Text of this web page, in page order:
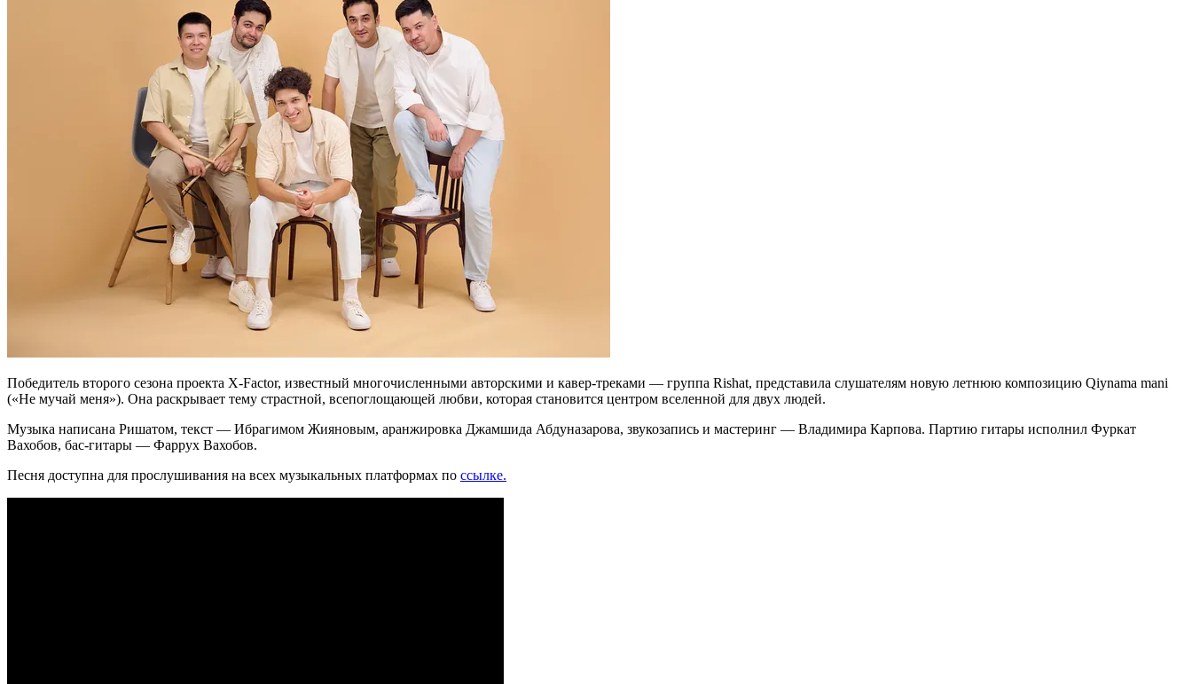
Победитель второго сезона проекта X-Factor, известный многочисленными авторскими и кавер-треками — группа Rishat, представила слушателям новую летнюю композицию Qiynama mani
(«Не мучай меня»). Она раскрывает тему страстной, всепоглощающей любви, которая становится центром вселенной для двух людей.
Музыка написана Ришатом, текст — Ибрагимом Жияновым, аранжировка Джамшида Абдуназарова, звукозапись и мастеринг — Владимира Карпова. Партию гитары исполнил Фуркат
Вахобов, бас-гитары — Фаррух Вахобов.
Песня доступна для прослушивания на всех музыкальных платформах по ссылке.